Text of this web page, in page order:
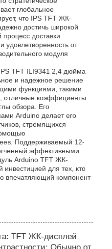
LCD
глобальное
что IPS TFT ЖК-
достичь широкой
доставки
удовлетворенность от
модуля
TFT ILI9341 2,4 дюйма
и надежное решение
функциями, такими
отличные коэффициенты
обзора. Его
Arduino делает его
стремящихся
Поддерживаемый 12-
эффективными
Arduino TFT ЖК-
инвестицией для тех, кто
впечатляющий компонент
TFT ЖК-дисплей
Обычно от